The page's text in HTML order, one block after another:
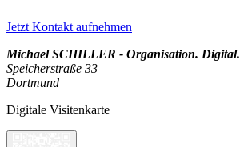
Jetzt Kontakt aufnehmen
Michael SCHILLER - Organisation. Digital.
Speicherstraße 33
Dortmund
Digitale Visitenkarte